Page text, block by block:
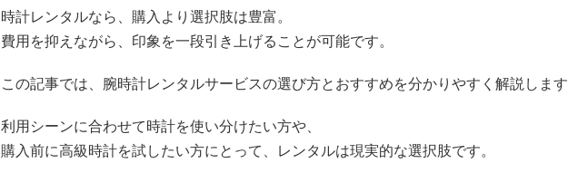
時計レンタルなら、購入より選択肢は豊富。
費用を抑えながら、印象を一段引き上げることが可能です。
この記事では、腕時計レンタルサービスの選び方とおすすめを分かりやすく解説しま
利用シーンに合わせて時計を使い分けたい方や、
購入前に高級時計を試したい方にとって、レンタルは現実的な選択肢です。